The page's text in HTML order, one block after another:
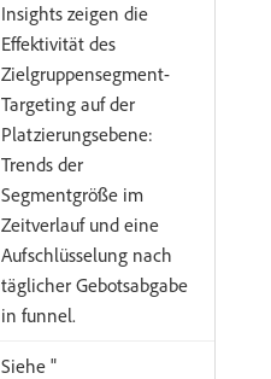
Insights zeigen die
Effektivität des
Zielgruppensegment-
Targeting auf der
Platzierungsebene:
Trends der
Segmentgröße im
Zeitverlauf und eine
Aufschlüsselung nach
täglicher Gebotsabgabe
in funnel.
Siehe "